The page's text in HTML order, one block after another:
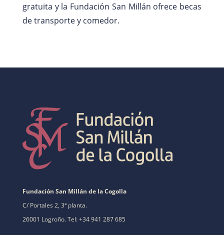
gratuita y la Fundación San Millán ofrece becas
de transporte y comedor.
Fundación San Millán de la Cogolla
C/ Portales 2, 3ª planta.
26001 Logroño. Tel: +34 941 287 685